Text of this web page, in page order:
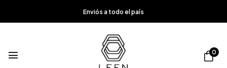
Enviós a todo el país
0